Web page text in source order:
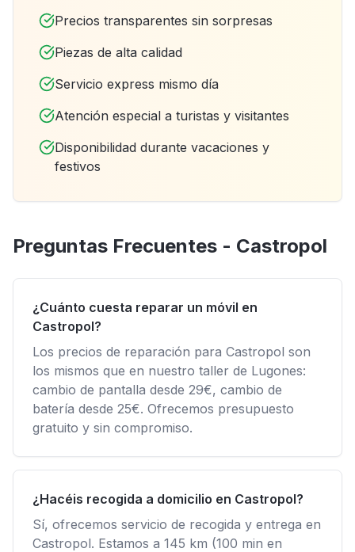
Precios transparentes sin sorpresas
Piezas de alta calidad
Servicio express mismo día
Atención especial a turistas y visitantes
Disponibilidad durante vacaciones y
festivos
Preguntas Frecuentes - Castropol
¿Cuánto cuesta reparar un móvil en
Castropol?
Los precios de reparación para Castropol son
los mismos que en nuestro taller de Lugones:
cambio de pantalla desde 29€, cambio de
batería desde 25€. Ofrecemos presupuesto
gratuito y sin compromiso.
¿Hacéis recogida a domicilio en Castropol?
Sí, ofrecemos servicio de recogida y entrega en
Castropol. Estamos a 145 km (100 min en